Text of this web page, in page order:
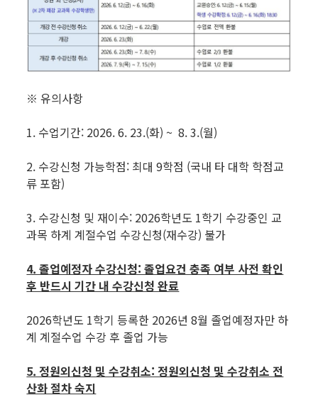
※ 유의사항
1. 수업기간: 2026. 6. 23.(화) ~ 8. 3.(월)
2. 수강신청 가능학점: 최대 9학점 (국내 타 대학 학점교
류 포함)
3. 수강신청 및 재이수: 2026학년도 1학기 수강중인 교
과목 하계 계절수업 수강신청(재수강) 불가
4. 졸업예정자 수강신청: 졸업요건 충족 여부 사전 확인
후 반드시 기간 내 수강신청 완료
2026학년도 1학기 등록한 2026년 8월 졸업예정자만 하
계 계절수업 수강 후 졸업 가능
5. 정원외신청 및 수강취소: 정원외신청 및 수강취소 전
산화 절차 숙지